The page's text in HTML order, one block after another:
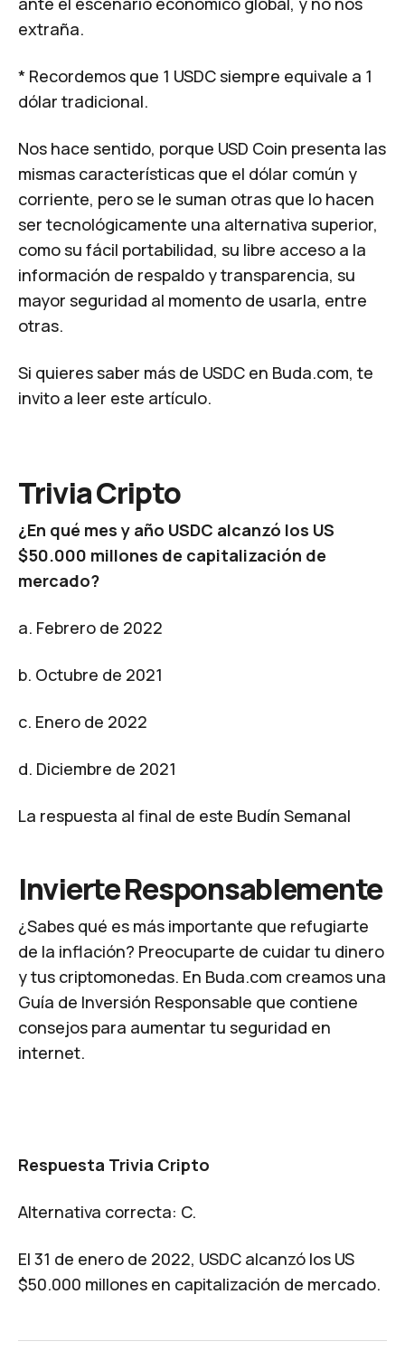
extraña.
* Recordemos que 1 USDC siempre equivale a 1
dólar tradicional.
Nos hace sentido, porque USD Coin presenta las
mismas características que el dólar común y
corriente, pero se le suman otras que lo hacen
ser tecnológicamente una alternativa superior,
como su fácil portabilidad, su libre acceso a la
información de respaldo y transparencia, su
mayor seguridad al momento de usarla, entre
otras.
Si quieres saber más de USDC en Buda.com, te
invito a leer este artículo.
Trivia Cripto
¿En qué mes y año USDC alcanzó los US
$50.000 millones de capitalización de
mercado?
a. Febrero de 2022
b. Octubre de 2021
c. Enero de 2022
d. Diciembre de 2021
La respuesta al final de este Budín Semanal
Invierte Responsablemente
¿Sabes qué es más importante que refugiarte
de la inflación? Preocuparte de cuidar tu dinero
y tus criptomonedas. En Buda.com creamos una
Guía de Inversión Responsable que contiene
consejos para aumentar tu seguridad en
internet.
Respuesta Trivia Cripto
Alternativa correcta: C.
El 31 de enero de 2022, USDC alcanzó los US
$50.000 millones en capitalización de mercado.